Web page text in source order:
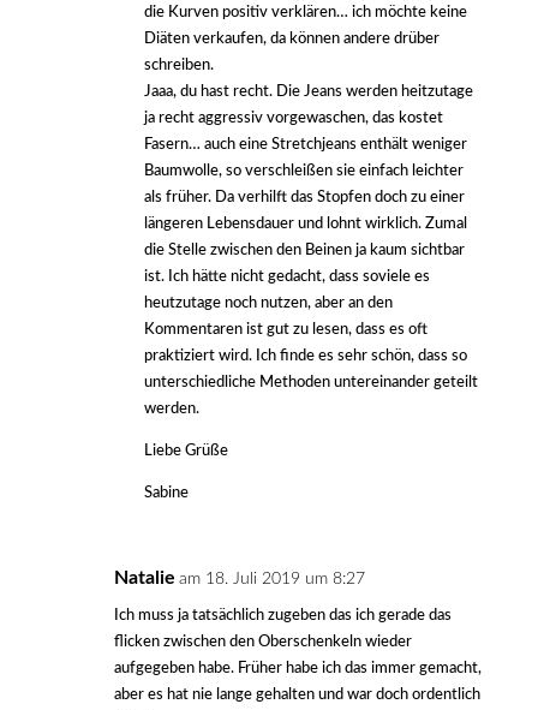
die Kurven positiv verklären… ich möchte keine
Diäten verkaufen, da können andere drüber
schreiben.
Jaaa, du hast recht. Die Jeans werden heitzutage
ja recht aggressiv vorgewaschen, das kostet
Fasern… auch eine Stretchjeans enthält weniger
Baumwolle, so verschleißen sie einfach leichter
als früher. Da verhilft das Stopfen doch zu einer
längeren Lebensdauer und lohnt wirklich. Zumal
die Stelle zwischen den Beinen ja kaum sichtbar
ist. Ich hätte nicht gedacht, dass soviele es
heutzutage noch nutzen, aber an den
Kommentaren ist gut zu lesen, dass es oft
praktiziert wird. Ich finde es sehr schön, dass so
unterschiedliche Methoden untereinander geteilt
werden.
Liebe Grüße
Sabine
Natalie am 18. Juli 2019 um 8:27
Ich muss ja tatsächlich zugeben das ich gerade das
flicken zwischen den Oberschenkeln wieder
aufgegeben habe. Früher habe ich das immer gemacht,
aber es hat nie lange gehalten und war doch ordentlich